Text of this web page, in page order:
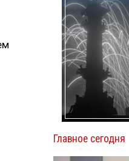
Главное сегодня